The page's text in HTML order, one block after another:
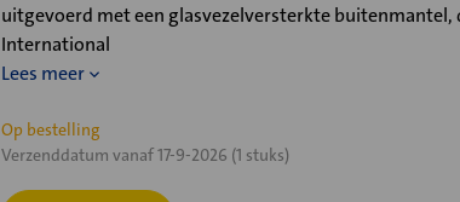
uitgevoerd met een glasvezelversterkte buitenmantel,
International
Lees meer
Huidige
voorraad:
Op bestelling
Verzenddatum vanaf 17-9-2026 (1 stuks)